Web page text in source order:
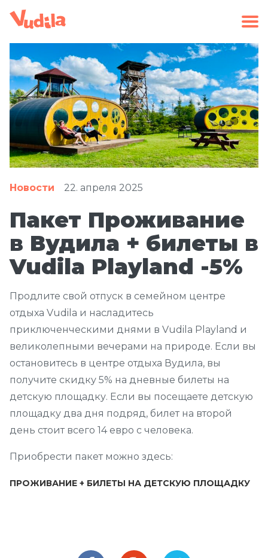
Новости 22. апреля 2025
Пакет Проживание
в Вудила + билеты в
Vudila Playland -5%
Продлите свой отпуск в семейном центре
отдыха Vudila и насладитесь
приключенческими днями в Vudila Playland и
великолепными вечерами на природе. Если вы
остановитесь в центре отдыха Вудила, вы
получите скидку 5% на дневные билеты на
детскую площадку. Если вы посещаете детскую
площадку два дня подряд, билет на второй
день стоит всего 14 евро с человека.
Приобрести пакет можно здесь:
ПРОЖИВАНИЕ + БИЛЕТЫ НА ДЕТСКУЮ ПЛОЩАДКУ